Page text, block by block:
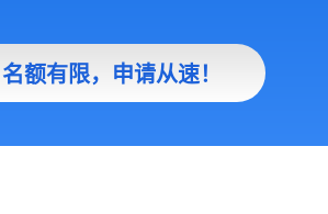
名额有限，申请从速！